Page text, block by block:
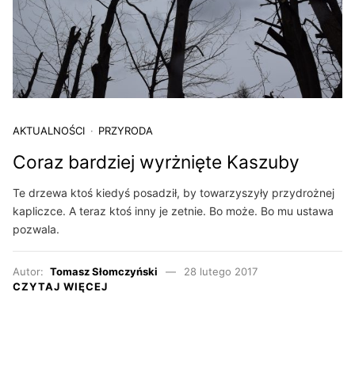
AKTUALNOŚCI PRZYRODA
Coraz bardziej wyrżnięte Kaszuby
Te drzewa ktoś kiedyś posadził, by towarzyszyły przydrożnej
kapliczce. A teraz ktoś inny je zetnie. Bo może. Bo mu ustawa
pozwala.
Autor: Tomasz Słomczyński
28 lutego 2017
CZYTAJ WIĘCEJ